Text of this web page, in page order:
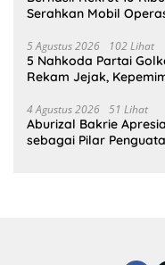
Serahkan Mobil
5 Agustus 2026 102 Lihat
5 Nahkoda Partai
Rekam Jejak,
4 Agustus 2026 51 Lihat
Aburizal Bakrie
sebagai Pilar